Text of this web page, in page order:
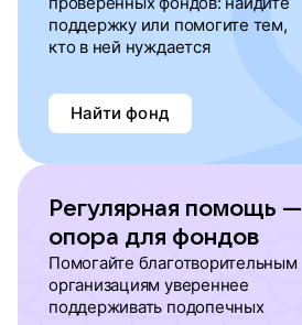
поддержку или помогите тем,
кто в ней нуждается
Найти фонд
Регулярная помощь —
опора для фондов
Помогайте благотворительным
организациям увереннее
поддерживать подопечных